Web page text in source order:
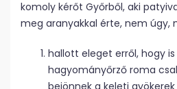
komoly kérőt Győrből, aki
meg aranyakkal érte, nem úgy,
hallott eleget erről, hogy
hagyományőrző roma
bejönnek a keleti